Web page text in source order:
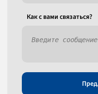
Как c вами связаться?